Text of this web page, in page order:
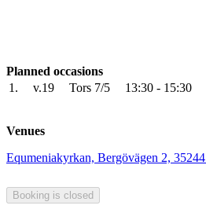
Planned occasions
1.
v.19 Tors 7/5 13:30 - 15:30
Venues
Equmeniakyrkan, Bergövägen 2,